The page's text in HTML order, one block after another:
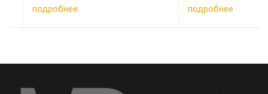
6520-1170343 ПРОКЛАДКА
ПАТРУБКА ТЕПЛООБМЕННИКА
КАМАЗ ЕВРО 2 шт 4). 740-1002024
подробнее
Д37-1002023 2 шт
корпуса масляного
1407548-А-03 1 шт
подробнее